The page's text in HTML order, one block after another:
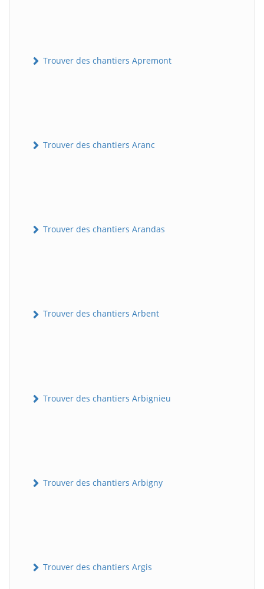
Trouver des chantiers Apremont
Trouver des chantiers Aranc
Trouver des chantiers Arandas
Trouver des chantiers Arbent
Trouver des chantiers Arbignieu
Trouver des chantiers Arbigny
Trouver des chantiers Argis